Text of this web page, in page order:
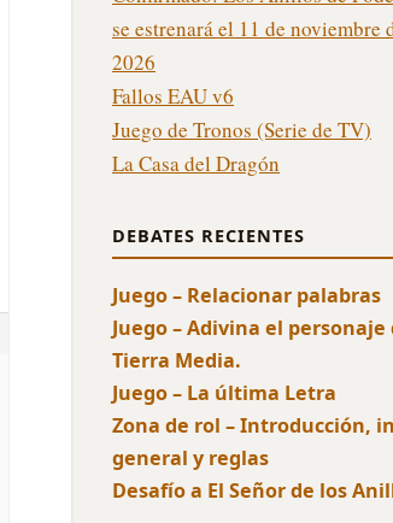
se estrenará el 11 de noviembre
2026
Fallos EAU v6
Juego de Tronos (Serie de TV)
La Casa del Dragón
DEBATES RECIENTES
Juego – Relacionar palabras
Juego – Adivina el personaje
Tierra Media.
Juego – La última Letra
Zona de rol – Introducción,
general y reglas
Desafío a El Señor de los